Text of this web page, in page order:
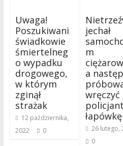
Uwaga!
Poszukiwani
świadkowie
śmiertelneg
o wypadku
drogowego,
w którym
zginął
strażak
12 października,
2022
0
jechał
m
a
wręczyć
łapówkę
26 lutego,
0